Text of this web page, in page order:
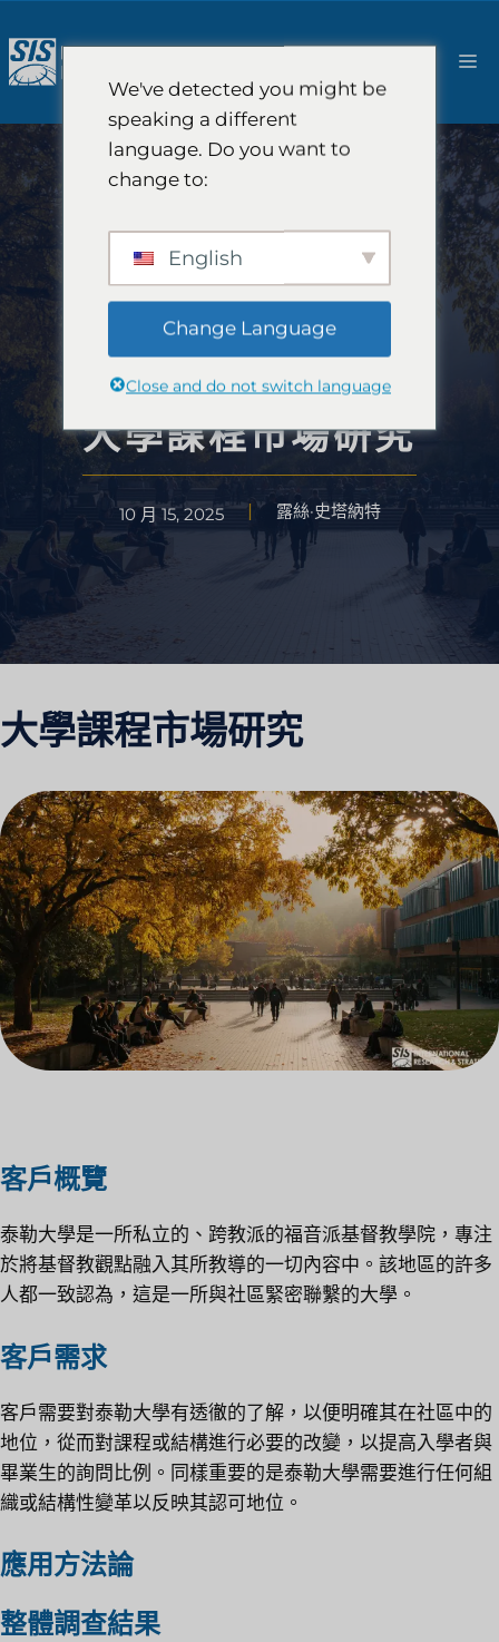
至
內
選
大學課程市場研究
10 月 15, 2025 露絲·史塔納特
大學課程市場研究
客戶概覽
泰勒大學是一所私立的、跨教派的福音派基督教學院，專注
於將基督教觀點融入其所教導的一切內容中。該地區的許多
人都一致認為，這是一所與社區緊密聯繫的大學。
客戶需求
客戶需要對泰勒大學有透徹的了解，以便明確其在社區中的
地位，從而對課程或結構進行必要的改變，以提高入學者與
畢業生的詢問比例。同樣重要的是泰勒大學需要進行任何組
織或結構性變革以反映其認可地位。
應用方法論
整體調查結果
We've detected you might be
speaking a different
language. Do you want to
change to:
English
Change Language
Close and do not switch language